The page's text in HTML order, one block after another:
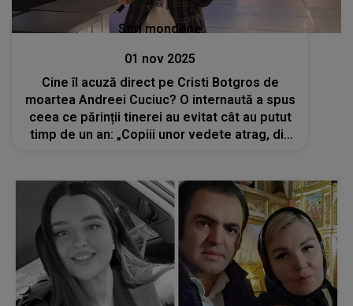
Stiri mondene
01 nov 2025
Cine îl acuză direct pe Cristi Botgros de
moartea Andreei Cuciuc? O internaută a spus
ceea ce părinții tinerei au evitat cât au putut
timp de un an: „Copiii unor vedete atrag, din